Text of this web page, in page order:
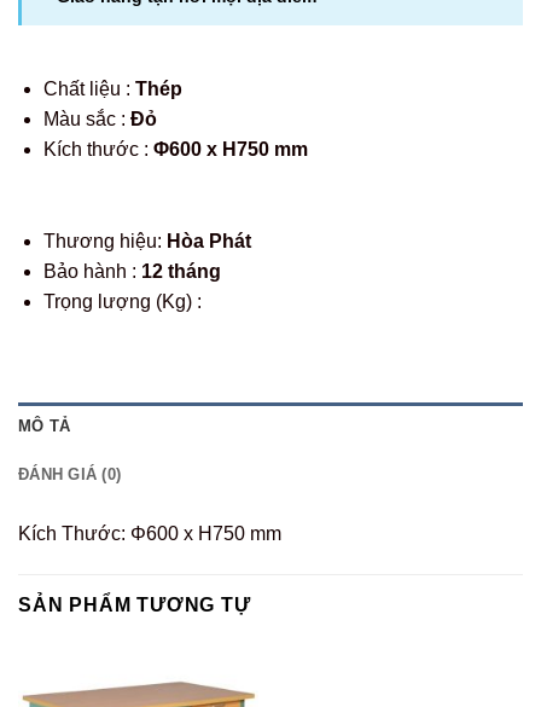
Chất liệu : Thép
Màu sắc : Đỏ
Kích thước : Φ600 x H750 mm
Thương hiệu: Hòa Phát
Bảo hành : 12 tháng
Trọng lượng (Kg) :
MÔ TẢ
ĐÁNH GIÁ (0)
Kích Thước: Φ600 x H750 mm
SẢN PHẨM TƯƠNG TỰ